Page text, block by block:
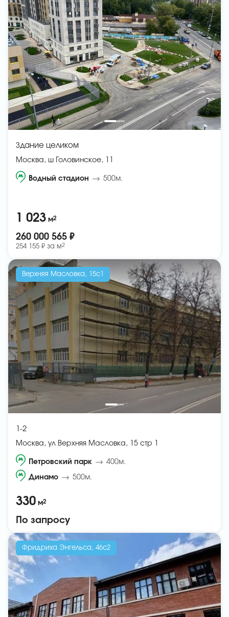
Здание целиком
Москва, ш Головинское, 11
Водный стадион 500м.
1 023 м2
260 000 565 ₽
254 155 ₽ за м2
Верхняя Масловка, 15с1
1-2
Москва, ул Верхняя Масловка, 15 стр 1
Петровский парк 400м.
Динамо 500м.
330 м2
По запросу
Фридриха Энгельса, 46с2